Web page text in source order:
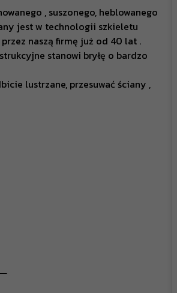
, suszonego, heblowanego
jest w technologii szkieletu
naszą firmę już od 40 lat .
stanowi bryłę o bardzo
lustrzane, przesuwać ściany ,